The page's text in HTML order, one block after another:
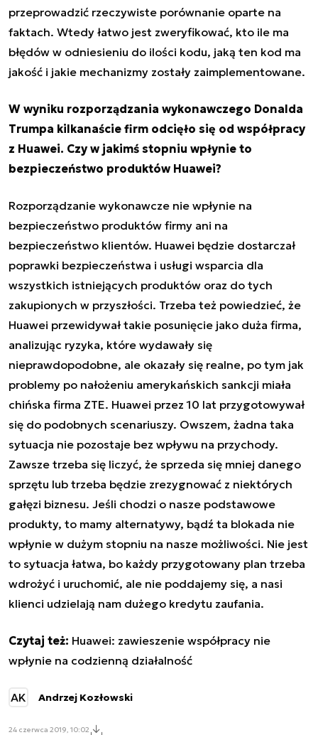
przeprowadzić rzeczywiste porównanie oparte na
faktach. Wtedy łatwo jest zweryfikować, kto ile ma
błędów w odniesieniu do ilości kodu, jaką ten kod ma
jakość i jakie mechanizmy zostały zaimplementowane.
W wyniku rozporządzania wykonawczego Donalda
Trumpa kilkanaście firm odcięło się od współpracy
z Huawei. Czy w jakimś stopniu wpłynie to
bezpieczeństwo produktów Huawei?
Rozporządzanie wykonawcze nie wpłynie na
bezpieczeństwo produktów firmy ani na
bezpieczeństwo klientów. Huawei będzie dostarczał
poprawki bezpieczeństwa i usługi wsparcia dla
wszystkich istniejących produktów oraz do tych
zakupionych w przyszłości. Trzeba też powiedzieć, że
Huawei przewidywał takie posunięcie jako duża firma,
analizując ryzyka, które wydawały się
nieprawdopodobne, ale okazały się realne, po tym jak
problemy po nałożeniu amerykańskich sankcji miała
chińska firma ZTE. Huawei przez 10 lat przygotowywał
się do podobnych scenariuszy. Owszem, żadna taka
sytuacja nie pozostaje bez wpływu na przychody.
Zawsze trzeba się liczyć, że sprzeda się mniej danego
sprzętu lub trzeba będzie zrezygnować z niektórych
gałęzi biznesu. Jeśli chodzi o nasze podstawowe
produkty, to mamy alternatywy, bądź ta blokada nie
wpłynie w dużym stopniu na nasze możliwości. Nie jest
to sytuacja łatwa, bo każdy przygotowany plan trzeba
wdrożyć i uruchomić, ale nie poddajemy się, a nasi
klienci udzielają nam dużego kredytu zaufania.
Czytaj też: Huawei: zawieszenie współpracy nie
wpłynie na codzienną działalność
AK Andrzej Kozłowski
24 czerwca 2019, 10:02